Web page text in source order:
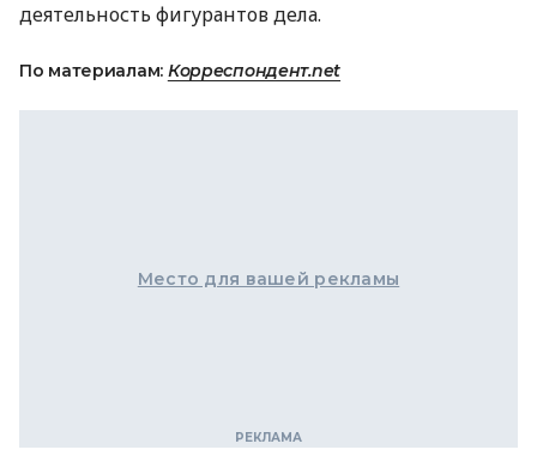
деятельность фигурантов дела.
По материалам: Корреспондент.net
Место для вашей рекламы